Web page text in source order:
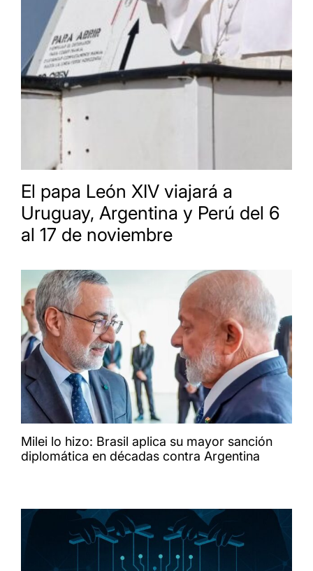
El papa León XIV viajará a
Uruguay, Argentina y Perú del 6
al 17 de noviembre
Milei lo hizo: Brasil aplica su mayor sanción
diplomática en décadas contra Argentina